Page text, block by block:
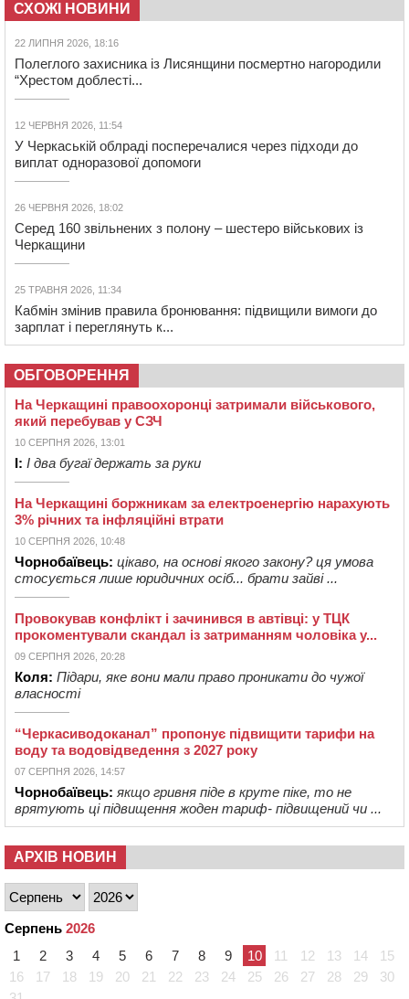
СХОЖІ НОВИНИ
22 ЛИПНЯ 2026, 18:16
Полеглого захисника із Лисянщини посмертно нагородили
“Хрестом доблесті...
12 ЧЕРВНЯ 2026, 11:54
У Черкаській облраді посперечалися через підходи до
виплат одноразової допомоги
26 ЧЕРВНЯ 2026, 18:02
Серед 160 звільнених з полону – шестеро військових із
Черкащини
25 ТРАВНЯ 2026, 11:34
Кабмін змінив правила бронювання: підвищили вимоги до
зарплат і переглянуть к...
ОБГОВОРЕННЯ
На Черкащині правоохоронці затримали військового,
який перебував у СЗЧ
10 СЕРПНЯ 2026, 13:01
І: І два бугаї держать за руки
На Черкащині боржникам за електроенергію нарахують
3% річних та інфляційні втрати
10 СЕРПНЯ 2026, 10:48
Чорнобаївець: цікаво, на основі якого закону? ця умова
стосується лише юридичних осіб... брати зайві ...
Провокував конфлікт і зачинився в автівці: у ТЦК
прокоментували скандал із затриманням чоловіка у...
09 СЕРПНЯ 2026, 20:28
Коля: Підари, яке вони мали право проникати до чужої
власності
“Черкасиводоканал” пропонує підвищити тарифи на
воду та водовідведення з 2027 року
07 СЕРПНЯ 2026, 14:57
Чорнобаївець: якщо гривня піде в круте піке, то не
врятують ці підвищення жоден тариф- підвищений чи ...
АРХІВ НОВИН
Серпень 2026
1
2 3 4 5 6 7 8 9 10 11 12 13 14
15
16
17 18 19 20 21 22 23 24 25 26 27 28 29
30